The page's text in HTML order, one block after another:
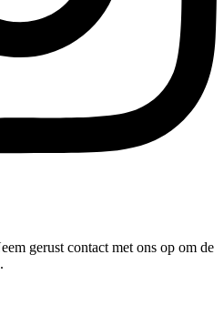
gerust contact met ons op om de